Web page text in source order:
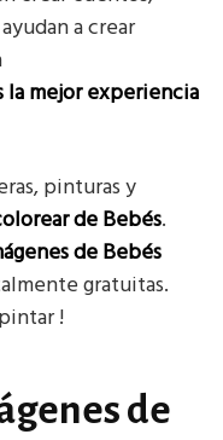
a crear
la mejor experiencia
pinturas y
de Bebés.
de Bebés
gratuitas.
!
de